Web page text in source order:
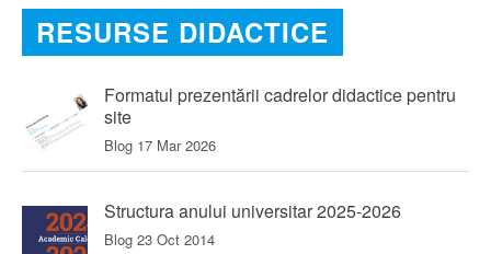
RESURSE DIDACTICE
Formatul prezentării cadrelor didactice pentru
site
Blog 17 Mar 2026
Structura anului universitar 2025-2026
Blog 23 Oct 2014